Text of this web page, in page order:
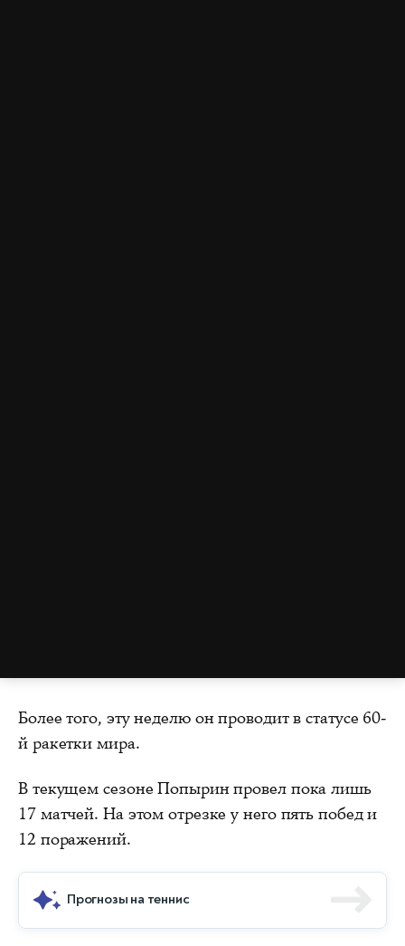
Более того, эту неделю он проводит в статусе 60-
й ракетки мира.
В текущем сезоне Попырин провел пока лишь
17 матчей. На этом отрезке у него пять побед и
12 поражений.
Прогнозы на теннис